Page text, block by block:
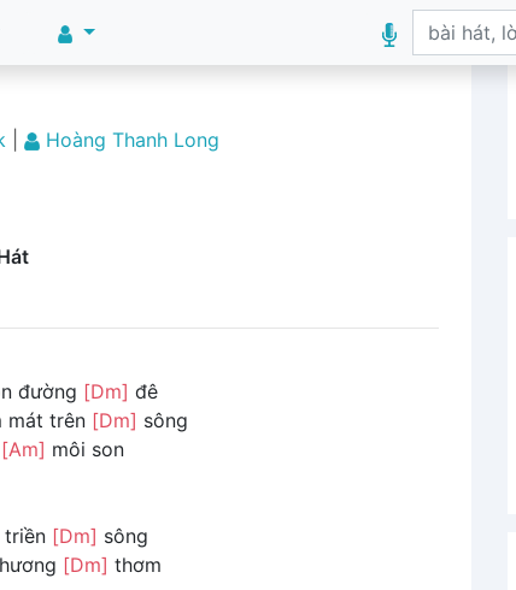
Hoàng Thanh Long
đường [Dm] đê
mát trên [Dm] sông
[Am] môi son
[Dm] sông
[Dm] thơm